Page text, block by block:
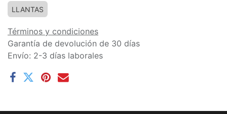
LLANTAS
Términos y condiciones
Garantía de devolución de 30 días
Envío: 2-3 días laborales